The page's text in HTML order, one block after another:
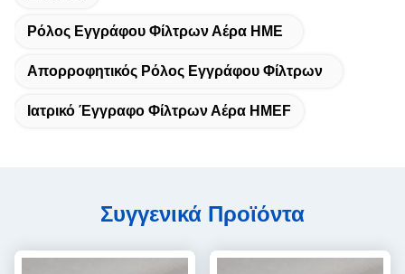
Ρόλος Εγγράφου Φίλτρων Αέρα HME
Απορροφητικός Ρόλος Εγγράφου Φίλτρων
Ιατρικό Έγγραφο Φίλτρων Αέρα HMEF
Συγγενικά Προϊόντα